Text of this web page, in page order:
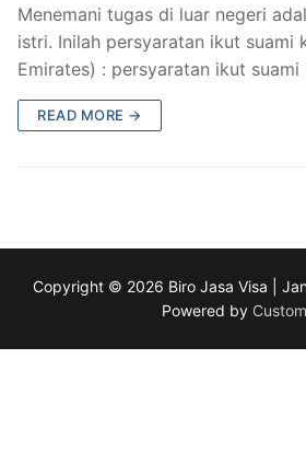
Menemani tugas di luar negeri
istri. Inilah persyaratan ikut suami
Emirates) : persyaratan ikut suami
READ MORE →
Copyright © 2026 Biro Jasa Visa |
Powered by